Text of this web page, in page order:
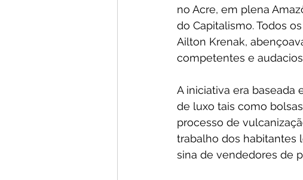
no Acre, em plena
do Capitalismo. Todos
Ailton Krenak,
competentes e
A iniciativa era baseada
de luxo tais como
processo de
trabalho dos habitantes
sina de vendedores de